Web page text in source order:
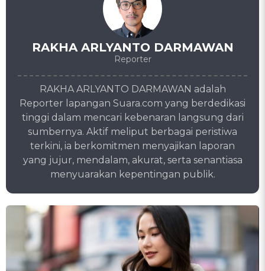
RAKHA ARLYANTO DARMAWAN
Reporter
RAKHA ARLYANTO DARMAWAN adalah
Reporter lapangan Suara.com yang berdedikasi
tinggi dalam mencari kebenaran langsung dari
sumbernya. Aktif meliput berbagai peristiwa
terkini, ia berkomitmen menyajikan laporan
yang jujur, mendalam, akurat, serta senantiasa
menyuarakan kepentingan publik.